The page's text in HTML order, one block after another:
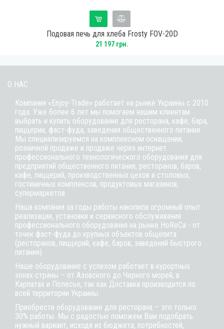
Подовая печь для хлеба Frosty FOV-20D
21 197 грн.
О НАС
Компания «Enjoy-Trade» работает на рынке Украины с 2010
года. Уже более 6 лет мы помогаем нашим клиентам
выбрать и купить оборудование для ресторана, кафе, бара,
пиццерии, фаст-фуда, заведения общественного питания.
Мы специализируемся на комплексном оснащении,
розничной продаже и продаже через интернет
профессионального технологического оборудования для
предприятий общественного питания, ресторанов, баров,
кафе, пиццерий, производственных цехов и столовых,
гостиничных комплексов, продуктовых магазинов,
супермаркетов.
Наша компания за годы работы накопила огромный опыт
реализации, установки и сервисного обслуживания
профессионального оборудования на рынке HoReCa - от
точек фаст-фуда до крупных объектов общепита
(ресторанов, пиццерий, кафе, баров, заведений быстрого
питания)
Наше оборудование с успехом работает в курортных
зонах страны – от Азовского до Черного морей, в
Карпатах и Полесье, так как Доставка производится по
всей территории Украины.
Приобрести оборудование для ресторана – это только
30% работы. Мы с радостью поможем Вам подобрать
нужный вариант, исходя из бюджета, потребностей,